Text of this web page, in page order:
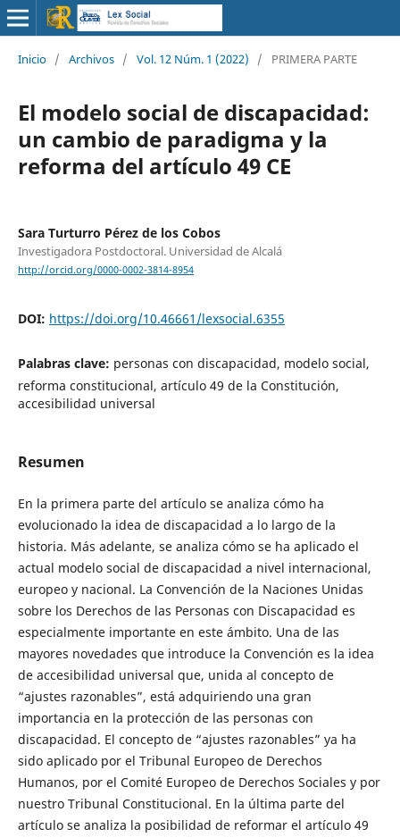
Inicio / Archivos / Vol. 12 Núm. 1 (2022) / PRIMERA PARTE
El modelo social de discapacidad:
un cambio de paradigma y la
reforma del artículo 49 CE
Sara Turturro Pérez de los Cobos
Investigadora Postdoctoral. Universidad de Alcalá
http://orcid.org/0000-0002-3814-8954
DOI: https://doi.org/10.46661/lexsocial.6355
Palabras clave: personas con discapacidad, modelo social,
reforma constitucional, artículo 49 de la Constitución,
accesibilidad universal
Resumen
En la primera parte del artículo se analiza cómo ha
evolucionado la idea de discapacidad a lo largo de la
historia. Más adelante, se analiza cómo se ha aplicado el
actual modelo social de discapacidad a nivel internacional,
europeo y nacional. La Convención de la Naciones Unidas
sobre los Derechos de las Personas con Discapacidad es
especialmente importante en este ámbito. Una de las
mayores novedades que introduce la Convención es la idea
de accesibilidad universal que, unida al concepto de
“ajustes razonables”, está adquiriendo una gran
importancia en la protección de las personas con
discapacidad. El concepto de “ajustes razonables” ya ha
sido aplicado por el Tribunal Europeo de Derechos
Humanos, por el Comité Europeo de Derechos Sociales y por
nuestro Tribunal Constitucional. En la última parte del
artículo se analiza la posibilidad de reformar el artículo 49